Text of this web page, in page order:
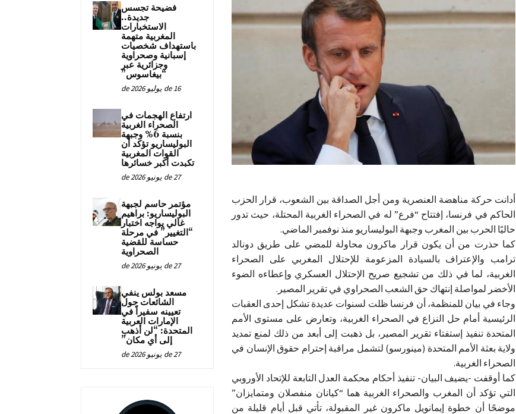
فضيحة تجسس
جديدة..
الاستخبارات
المغربية متهمة
باستهداف شخصيات
إسبانية وصحراوية
وجزائرية عبر
“بيغاسوس”
16 de يوليو de 2026
ارتفاع الهجمات في
الصحراء الغربية
بنسبة 6% وجبهة
البوليساريو تؤكد أن
القوات المغربية
تكبدت أكبر خسائرها
27 de يونيو de 2026
مؤتمر حاسم لجبهة
البوليساريو: براهيم
غالي يواجه اختبار
“التغيير” في مرحلة
حساسة للقضية
الصحراوية
27 de يونيو de 2026
مسعد بولس ينفي
الشائعات حول
تعيينه سفيراً في
الإمارات العربية
المتحدة: “لن أذهب
إلى أي مكان”
27 de يونيو de 2026
أدانت حركة مناهضة العنصرية ومن أجل الصداقة بين الشعوب، قرار الحزب
الحاكم في فرنسا، إفتتاح “فرع” له في الصحراء الغربية المحتلة، حيث تدور
حاليًا الحرب بين المغرب وجبهة البوليساريو منذ نوفمبر الماضي.
كما حذرت من أن يكون قرار ماكرون محاولة للمضي على طريق دونالد
ترامب والإعتراف بالسيادة المزعومة للإحتلال المغربي على الصحراء
الغربية، لما في ذلك من تشجيع صريح الإحتلال العسكري وإعطاءه الضوء
الأخضر لمواصلة إنتهاك حق الشعب الصحراوي في تقرير المصير.
وجاء في بيان للمنظمة، أن فرنسا ظلت لسنوات عديدة تشكل إحدى العقبات
الرئيسية أمام حل النزاع في الصحراء الغربية، وتعارض على مستوى الأمم
المتحدة تنفيذ إستفتاء تقرير المصير، بل ذهبت إلى أبعد من ذلك لمنع تمديد
ولاية بعثة الأمم المتحدة (مينورسو) لتشمل مراقبة إحترام حقوق الإنسان في
الصحراء الغربية.
كما أوقفت -يضيف البيان- تنفيذ أحكام محكمة العدل التابعة للإتحاد الأوروبي
التي تؤكد أن المغرب والصحراء الغربية هما “كيانان منفصلان ومتمايزان”
موضحًا أن خطوة إيمانويل ماكرون غير المقبولة، تأتي قبل أيام قليلة من